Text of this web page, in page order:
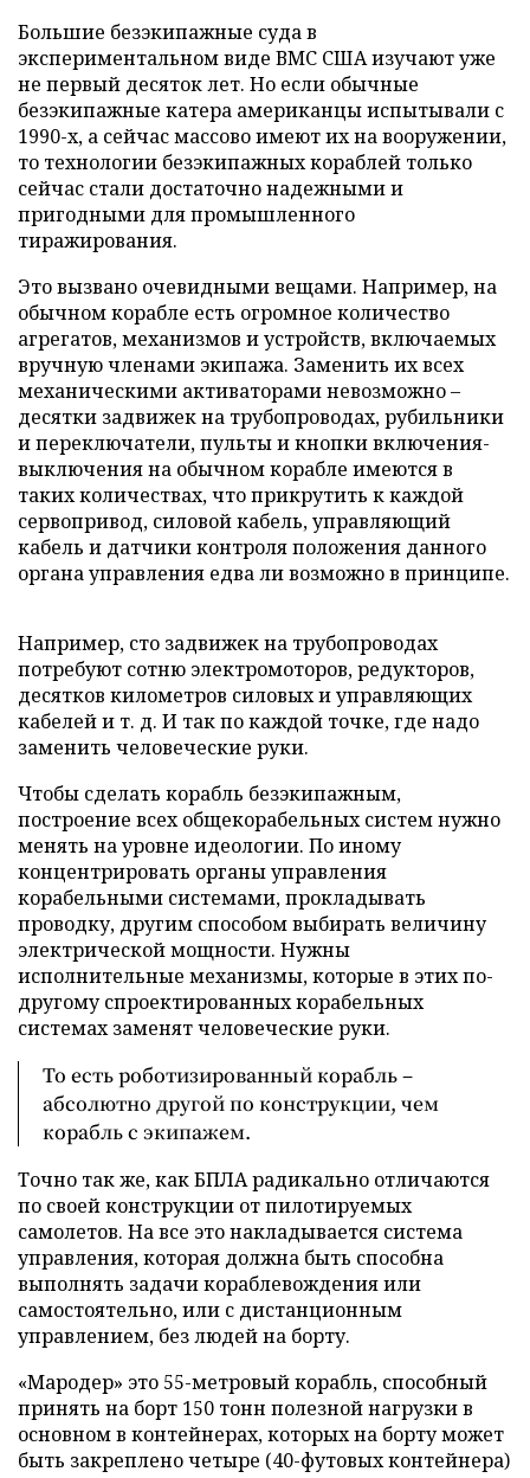
Большие безэкипажные суда в
экспериментальном виде ВМС США изучают уже
не первый десяток лет. Но если обычные
безэкипажные катера американцы испытывали с
1990-х, а сейчас массово имеют их на вооружении,
то технологии безэкипажных кораблей только
сейчас стали достаточно надежными и
пригодными для промышленного
тиражирования.
Это вызвано очевидными вещами. Например, на
обычном корабле есть огромное количество
агрегатов, механизмов и устройств, включаемых
вручную членами экипажа. Заменить их всех
механическими активаторами невозможно –
десятки задвижек на трубопроводах, рубильники
и переключатели, пульты и кнопки включения-
выключения на обычном корабле имеются в
таких количествах, что прикрутить к каждой
сервопривод, силовой кабель, управляющий
кабель и датчики контроля положения данного
органа управления едва ли возможно в принципе.
Например, сто задвижек на трубопроводах
потребуют сотню электромоторов, редукторов,
десятков километров силовых и управляющих
кабелей и т. д. И так по каждой точке, где надо
заменить человеческие руки.
Чтобы сделать корабль безэкипажным,
построение всех общекорабельных систем нужно
менять на уровне идеологии. По иному
концентрировать органы управления
корабельными системами, прокладывать
проводку, другим способом выбирать величину
электрической мощности. Нужны
исполнительные механизмы, которые в этих по-
другому спроектированных корабельных
системах заменят человеческие руки.
То есть роботизированный корабль –
абсолютно другой по конструкции, чем
корабль с экипажем.
Точно так же, как БПЛА радикально отличаются
по своей конструкции от пилотируемых
самолетов. На все это накладывается система
управления, которая должна быть способна
выполнять задачи кораблевождения или
самостоятельно, или с дистанционным
управлением, без людей на борту.
«Мародер» это 55-метровый корабль, способный
принять на борт 150 тонн полезной нагрузки в
основном в контейнерах, которых на борту может
быть закреплено четыре (40-футовых контейнера)